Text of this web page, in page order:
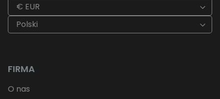
€ EUR
Polski
FIRMA
O nas